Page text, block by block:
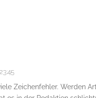
Zeichenfehler. Werden